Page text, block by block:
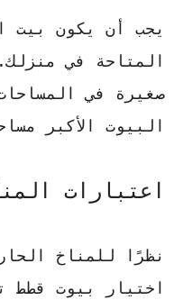
يجب أن يكون بيت
المتاحة في
صغيرة في
البيوت الأكبر
اعتبارات
نظرًا للمناخ
اختيار بيوت قطط